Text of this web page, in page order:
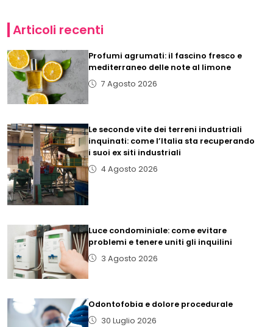
Articoli recenti
Profumi agrumati: il fascino fresco e
mediterraneo delle note al limone
7 Agosto 2026
Le seconde vite dei terreni industriali
inquinati: come l’Italia sta recuperando
i suoi ex siti industriali
4 Agosto 2026
Luce condominiale: come evitare
problemi e tenere uniti gli inquilini
3 Agosto 2026
Odontofobia e dolore procedurale
30 Luglio 2026